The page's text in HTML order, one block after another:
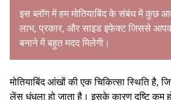
इस ब्लॉग में हम मोतियाबिंद के संबंध में कुछ
लाभ, प्रकार, और साइड इफेक्ट जिससे
बनाने में बहुत मदद मिलेगी।
मोतियाबिंद आंखों की एक चिकित्सा स्थिति है,
लेंस धुंधला हो जाता है। इसके कारण दृष्टि कम